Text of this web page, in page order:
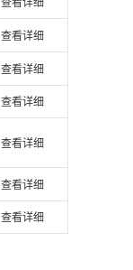
查看详细
查看详细
查看详细
查看详细
查看详细
查看详细
查看详细